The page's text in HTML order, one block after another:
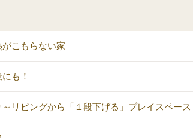
こもらない家
も！
リビングから「１段下げる」プレイスペース